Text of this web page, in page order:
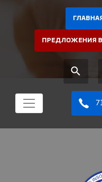
ПРЕДЛОЖЕНИЯ